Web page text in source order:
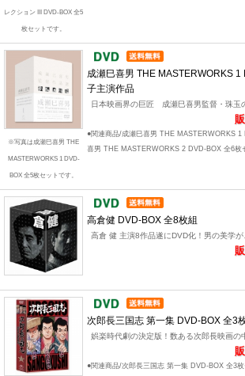
レクション III DVD-BOX 全5
枚セットです。
※写真は成瀬巳喜男 THE
MASTERWORKS 1 DVD-
BOX 全5枚セットです。
成瀬巳喜男 THE MASTERWORKS
子主演作品
日本映画界の巨匠 成瀬巳喜男監督・珠玉
●関連商品/成瀬巳喜男 THE MASTERWORKS 1
喜男 THE MASTERWORKS 2 DVD-BOX 全6枚
高倉健 DVD-BOX 全8枚組
高倉 健 主演8作品遂にDVD化！男の美学が
次郎長三国志 第一集 DVD-BOX 全3
娯楽時代劇の決定版！数ある次郎長映画の
●関連商品/次郎長三国志 第一集 DVD-BOX 全3